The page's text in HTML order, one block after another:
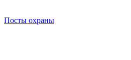
Посты охраны